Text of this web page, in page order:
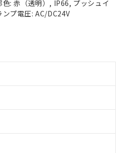
: 赤（透明）, IP66, プッシュイ
プ電圧: AC/DC24V